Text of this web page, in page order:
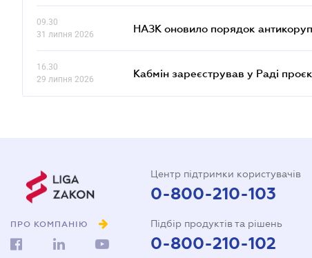
09.30
31 липня 2026
НАЗК оновило порядок
16.30
29 липня 2026
Кабмін зареєстрував у Раді
ПРО КОМПАНІЮ
Центр підтримки користувачів
0-800-210-103
Підбір продуктів та рішень
0-800-210-102